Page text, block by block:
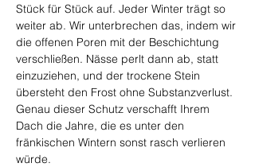
Stück für Stück auf. Jeder Winter trägt so
weiter ab. Wir unterbrechen das, indem wir
die offenen Poren mit der Beschichtung
verschließen. Nässe perlt dann ab, statt
einzuziehen, und der trockene Stein
übersteht den Frost ohne Substanzverlust.
Genau dieser Schutz verschafft Ihrem
Dach die Jahre, die es unter den
fränkischen Wintern sonst rasch verlieren
würde.